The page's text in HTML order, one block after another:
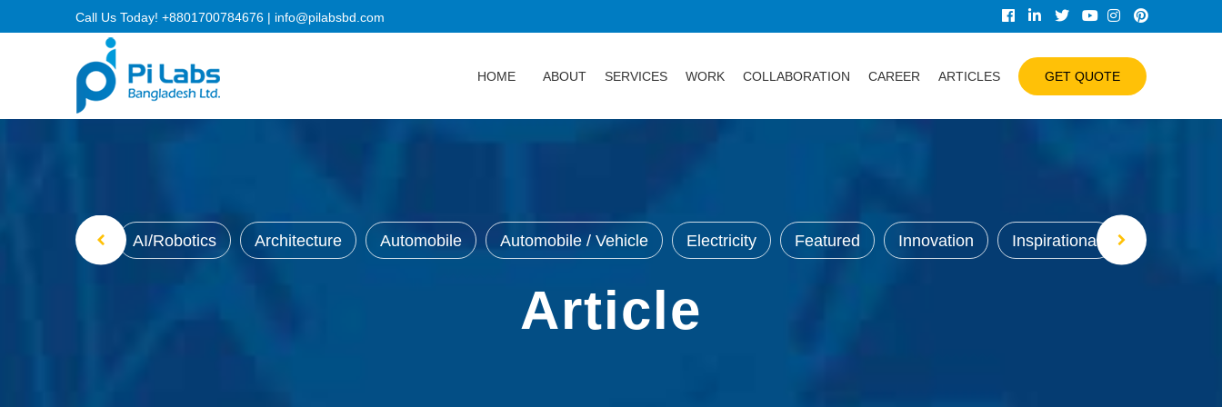
Call Us Today!+8801700784676 | info@pilabsbd.com
HOME ABOUT SERVICES WORK COLLABORATION CAREER ARTICLES GET QUOTE
AI/Robotics Architecture Automobile Automobile / Vehicle Electricity Featured Innovation Inspirational Internet
Article